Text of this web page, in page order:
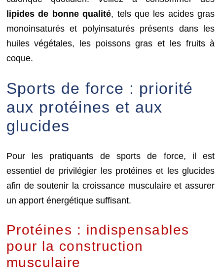
lipides de bonne qualité, tels que les acides gras
monoinsaturés et polyinsaturés présents dans les
huiles végétales, les poissons gras et les fruits à
coque.
Sports de force : priorité
aux protéines et aux
glucides
Pour les pratiquants de sports de force, il est
essentiel de privilégier les protéines et les glucides
afin de soutenir la croissance musculaire et assurer
un apport énergétique suffisant.
Protéines : indispensables
pour la construction
musculaire